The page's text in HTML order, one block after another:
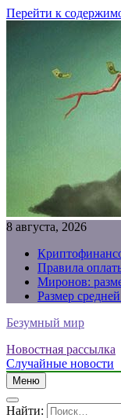
Перейти к
8 августа, 2026
Правила
Миронов:
Размер
Безумный мир
Новостная рассылка
Случайные новости
Меню
Найти: